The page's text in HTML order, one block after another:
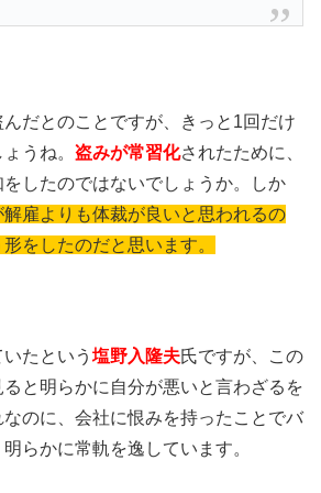
だとのことですが、きっと1回だけ
うね。 盗みが常習化されたために、
したのではないでしょうか。しか
解雇よりも体裁が良いと思われるの
をしたのだと思います。
たという 塩野入隆夫氏ですが、この
ると明らかに自分が悪いと言わざるを
のに、会社に恨みを持ったことでバ
らかに常軌を逸しています。